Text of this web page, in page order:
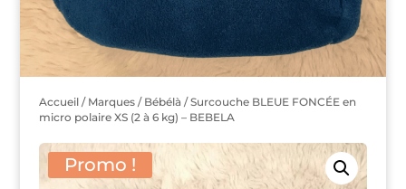
Accueil/ Marques/ Bébélà / Surcouche BLEUE FONCÉE en
micro polaire XS (2 à 6 kg) – BEBELA
Promo !